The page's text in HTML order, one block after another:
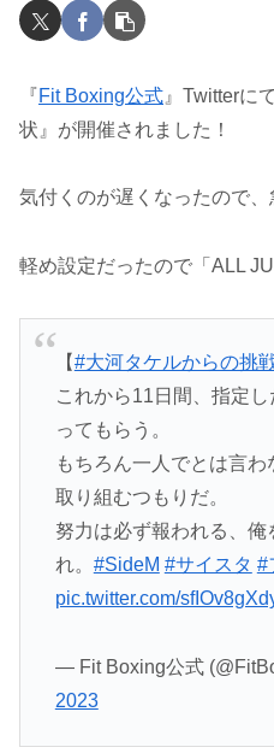
『Fit Boxing公式 』Twitterに
状』が開催されました！
気付くのが遅くなったので、
軽め設定だったので「ALL
【#大河タケルからの挑
これから11日間、指定
ってもらう。
もちろん一人でとは言
取り組むつもりだ。
努力は必ず報われる、俺
れ。 #SideM #サイスタ #
pic.twitter.com/
— Fit Boxing公式
2023